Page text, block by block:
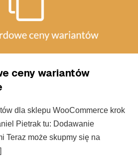
ceny wariantów
dla sklepu WooCommerce krok
Pietrak tu: Dodawanie
Teraz może skupmy się na